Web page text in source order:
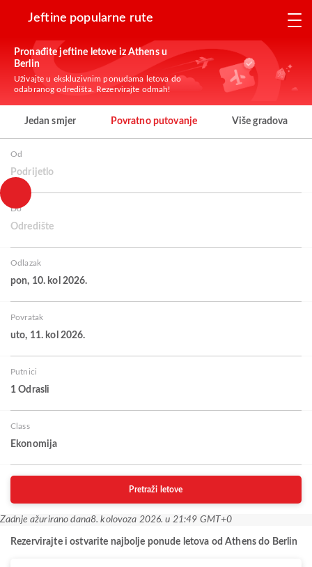
Jeftine popularne rute
Pronađite jeftine letove iz Athens u
Berlin
Uživajte u ekskluzivnim ponudama letova do
odabranog odredišta. Rezervirajte odmah!
Jedan smjer Povratno putovanje Više gradova
Od
Podrijetlo
Do
Odredište
Odlazak
pon, 10. kol 2026.
Povratak
uto, 11. kol 2026.
Putnici
1 Odrasli
Class
Ekonomija
Pretraži letove
Zadnje ažurirano dana8. kolovoza 2026. u 21:49 GMT+0
Rezervirajte i ostvarite najbolje ponude letova od Athens do Berlin